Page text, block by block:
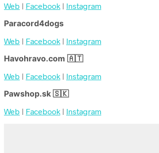
Web | Facebook | Instagram
Paracord4dogs
Web | Facebook | Instagram
Havohravo.com 🇦🇹
Web | Facebook | Instagram
Pawshop.sk 🇸🇰
Web | Facebook | Instagram